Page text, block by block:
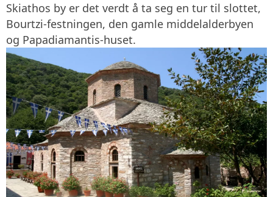
Skiathos by er det verdt å ta seg en tur til slottet,
Bourtzi-festningen, den gamle middelalderbyen
og Papadiamantis-huset.